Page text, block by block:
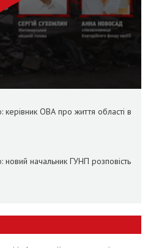
ОВА про життя області в
начальник ГУНП розповість